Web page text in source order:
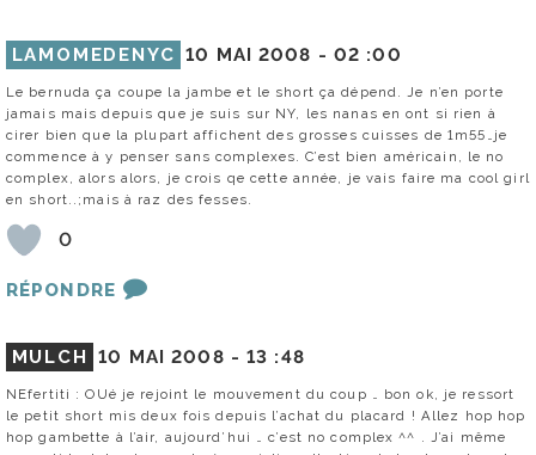
LAMOMEDENYC 10 MAI 2008 - 02 :00
Le bernuda ça coupe la jambe et le short ça dépend. Je n’en porte
jamais mais depuis que je suis sur NY, les nanas en ont si rien à
cirer bien que la plupart affichent des grosses cuisses de 1m55…je
commence à y penser sans complexes. C’est bien américain, le no
complex, alors alors, je crois qe cette année, je vais faire ma cool girl
en short..;mais à raz des fesses.
0
RÉPONDRE
MULCH 10 MAI 2008 -13 :48
NEfertiti : OUé je rejoint le mouvement du coup … bon ok, je ressort
le petit short mis deux fois depuis l’achat du placard ! Allez hop hop
hop gambette à l’air, aujourd’hui … c’est no complex ^^ . J’ai même